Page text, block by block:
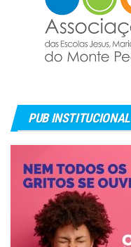
PUB INSTITUCIONAL